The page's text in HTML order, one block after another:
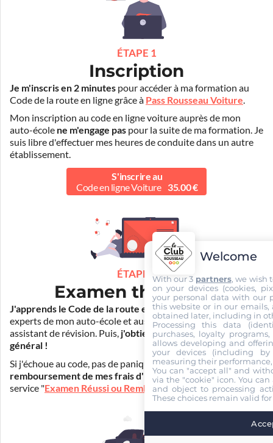
ÉTAPE 1
Inscription
Je m'inscris en 2 minutes pour accéder à ma formation au
Code de la route en ligne grâce à Pass Rousseau Voiture.
Mon inscription au code en ligne voiture auprès de mon
auto-école ne m'engage pas pour la suite de ma formation. Je
suis libre d'effectuer mes heures de conduite dans un autre
établissement.
S'inscrire au
Code en ligne Voiture
35.00 €
ÉTAPE 2
Examen théorique
J'apprends le Code de la route en ligne. Je suis aidé par les
experts de mon auto-école et aussi par Mister Codes, mon
assistant de révision. Puis, j'obtiens l'examen théorique
général !
Si j'échoue au code, pas de panique ! Je peux bénéficier du
remboursement de mes frais d'inscription(30€) grâce au
service "Examen Réussi ou Remboursé".
Welcome
With our 3 partners, we wish
on your devices (cookies,
your personal data with our
this website or in our emails,
obtained later, including in
Processing this data
purchases, loyalty
allows developing and
your devices (including
measuring their
You can "accept all" and
via the "cookie" icon. You
and object to processing
These choices remain valid